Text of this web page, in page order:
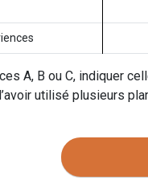
A, B ou C, indiquer
utilisé plusieurs